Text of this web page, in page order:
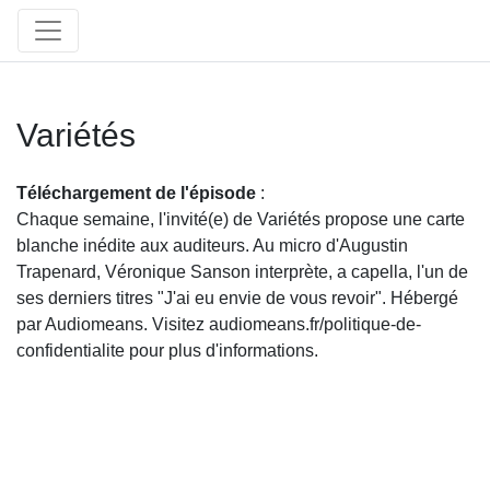
Variétés
Téléchargement de l'épisode :
Chaque semaine, l'invité(e) de Variétés propose une carte
blanche inédite aux auditeurs. Au micro d'Augustin
Trapenard, Véronique Sanson interprète, a capella, l'un de
ses derniers titres "J'ai eu envie de vous revoir". Hébergé
par Audiomeans. Visitez audiomeans.fr/politique-de-
confidentialite pour plus d'informations.